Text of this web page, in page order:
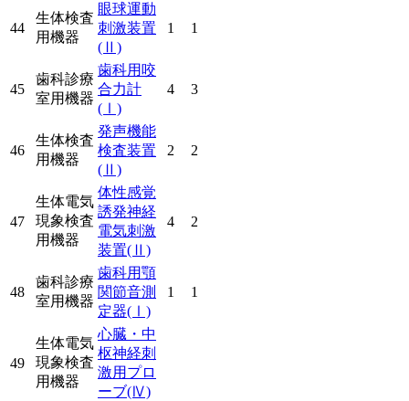
44
生体検査
用機器
眼球運動
刺激装置
(Ⅱ)
1 1
45
歯科診療
室用機器
歯科用咬
合力計
(Ⅰ)
4 3
46
生体検査
用機器
発声機能
検査装置
(Ⅱ)
2 2
47
生体電気
現象検査
用機器
体性感覚
誘発神経
電気刺激
装置(Ⅱ)
4 2
48
歯科診療
室用機器
歯科用顎
関節音測
定器(Ⅰ)
1 1
49
生体電気
現象検査
用機器
心臓・中
枢神経刺
激用プロ
ーブ(Ⅳ)